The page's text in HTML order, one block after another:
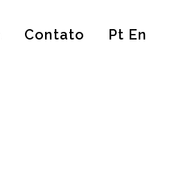
Contato Pt En